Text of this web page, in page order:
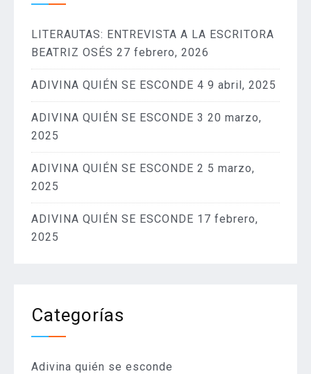
LITERAUTAS: ENTREVISTA A LA ESCRITORA
BEATRIZ OSÉS 27 febrero, 2026
ADIVINA QUIÉN SE ESCONDE 4 9 abril, 2025
ADIVINA QUIÉN SE ESCONDE 3 20 marzo,
2025
ADIVINA QUIÉN SE ESCONDE 2 5 marzo,
2025
ADIVINA QUIÉN SE ESCONDE 17 febrero,
2025
Categorías
Adivina quién se esconde